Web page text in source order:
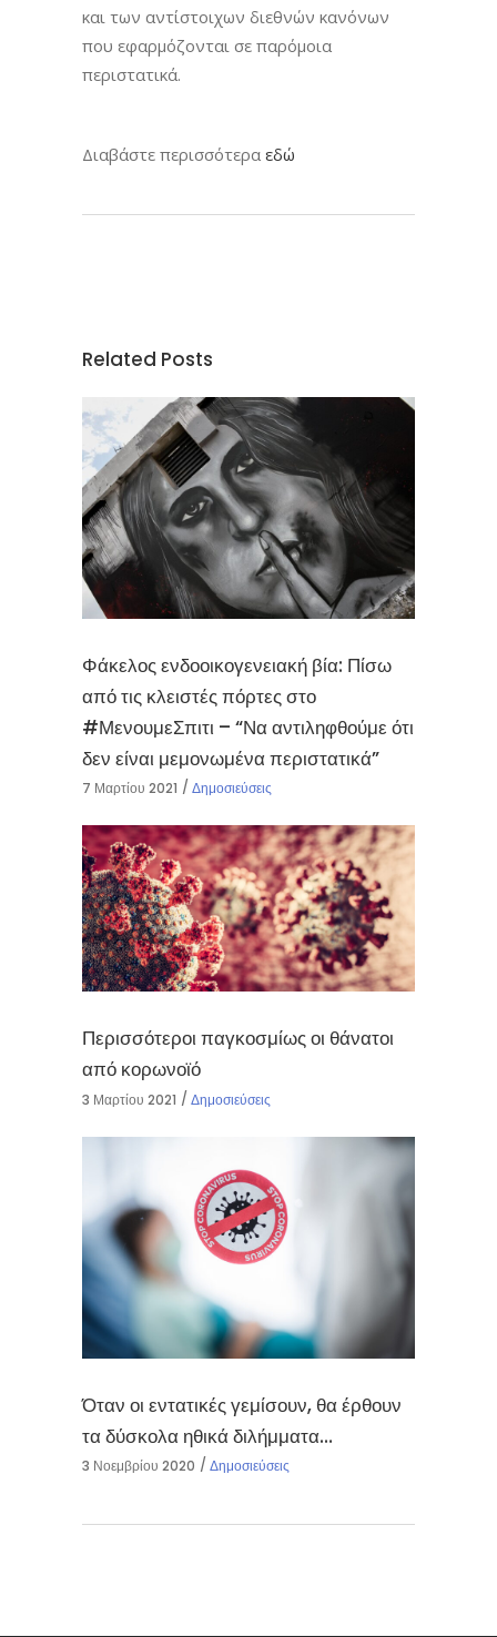
και των αντίστοιχων διεθνών κανόνων
που εφαρμόζονται σε παρόμοια
περιστατικά.
Διαβάστε περισσότερα εδώ
Related Posts
Φάκελος ενδοοικογενειακή βία: Πίσω
από τις κλειστές πόρτες στο
#ΜενουμεΣπιτι – “Να αντιληφθούμε ότι
δεν είναι μεμονωμένα περιστατικά”
7 Μαρτίου 2021 Δημοσιεύσεις
Περισσότεροι παγκοσμίως οι θάνατοι
από κορωνοϊό
3 Μαρτίου 2021 Δημοσιεύσεις
Όταν οι εντατικές γεμίσουν, θα έρθουν
τα δύσκολα ηθικά διλήμματα…
3 Νοεμβρίου 2020 Δημοσιεύσεις